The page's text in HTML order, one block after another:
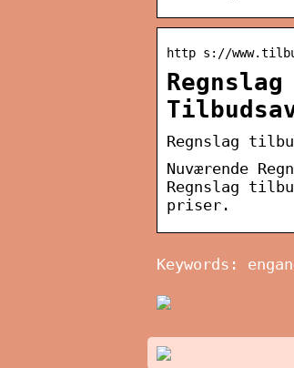
http s://
Regnslag
Nuværende
Regnslag
priser.
Keywords: